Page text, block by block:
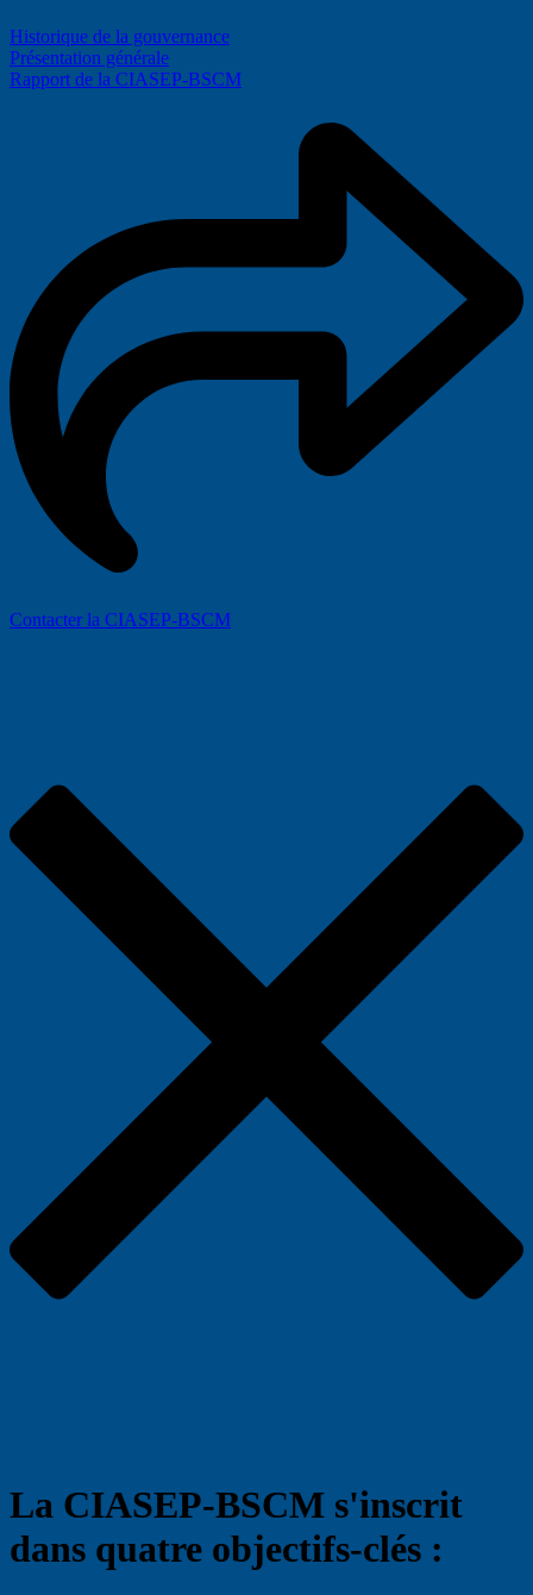
Historique de la gouvernance
Présentation générale
Rapport de la CIASEP-BSCM
Contacter la CIASEP-BSCM
La CIASEP-BSCM s'inscrit
dans quatre objectifs-clés :